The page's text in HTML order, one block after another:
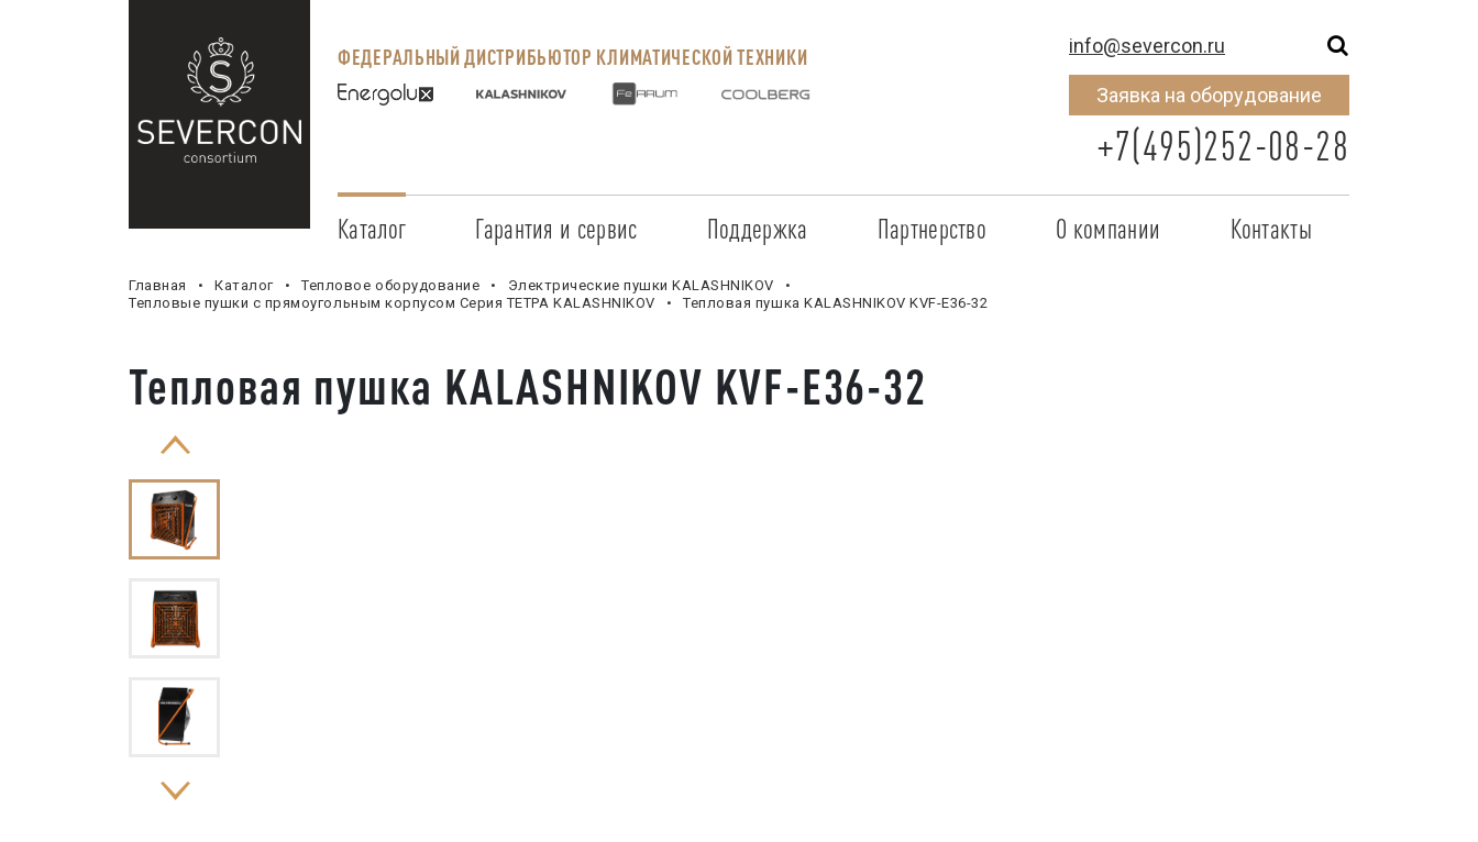
ФЕДЕРАЛЬНЫЙ ДИСТРИБЬЮТОР КЛИМАТИЧЕСКОЙ ТЕХНИКИ info@severcon.ru
Заявка на оборудование
+7(495)252-08-28
Каталог Гарантия и сервис
Сервисные центры
Прайс-лист на услуги
Поддержка
Регистрация объекта
Документация
Партнерство
Наши партнеры
О компании Контакты
Главная Каталог Тепловое оборудование
Электрические пушки KALASHNIKOV
Тепловые пушки с прямоугольным корпусом Серия ТЕТРА KALASHNIKOV
Тепловая пушка KALASHNIKOV KVF-E36-32
Тепловая пушка KALASHNIKOV KVF-E36-32